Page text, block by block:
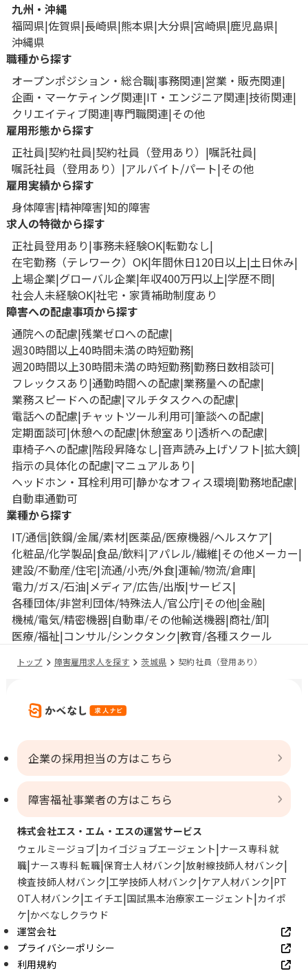
九州・沖縄
福岡県 佐賀県 長崎県 熊本県 大分県 宮崎県 鹿児島県
沖縄県
職種から探す
オープンポジション・総合職 事務関連 営業・販売関連
企画・マーケティング関連 IT・エンジニア関連 技術関連
クリエイティブ関連 専門職関連 その他
雇用形態から探す
正社員 契約社員 契約社員（登用あり）
嘱託社員
嘱託社員（登用あり）
アルバイト/パート その他
雇用実績から探す
身体障害 精神障害 知的障害
求人の特徴から探す
正社員登用あり 事務未経験OK 転勤なし
在宅勤務（テレワーク）OK 年間休日120日以上 土日休み
上場企業 グローバル企業 年収400万円以上 学歴不問
社会人未経験OK 社宅・家賃補助制度あり
障害への配慮事項から探す
通院への配慮 残業ゼロへの配慮
週30時間以上40時間未満の時短勤務
週20時間以上30時間未満の時短勤務 勤務日数相談可
フレックスあり 通勤時間への配慮 業務量への配慮
業務スピードへの配慮 マルチタスクへの配慮
電話への配慮 チャットツール利用可 筆談への配慮
定期面談可 休憩への配慮 休憩室あり 透析への配慮
車椅子への配慮 階段昇降なし 音声読み上げソフト 拡大鏡
指示の具体化の配慮 マニュアルあり
ヘッドホン・耳栓利用可 静かなオフィス環境 勤務地配慮
自動車通勤可
業種から探す
IT/通信 鉄鋼/金属/素材 医薬品/医療機器/ヘルスケア
化粧品/化学製品 食品/飲料 アパレル/繊維 その他メーカー
建設/不動産/住宅 流通/小売/外食 運輸/物流/倉庫
電力/ガス/石油 メディア/広告/出版 サービス
各種団体/非営利団体/特殊法人/官公庁 その他 金融
機械/電気/精密機器 自動車/その他輸送機器 商社/卸
医療/福祉 コンサル/シンクタンク 教育/各種スクール
トップ 障害雇用求人を探す 茨城県 契約社員（登用あり）
企業の採用担当の方はこちら
障害福祉事業者の方はこちら
株式会社エス・エム・エスの運営サービス
ウェルミージョブ カイゴジョブエージェント ナース専科 就
職 ナース専科 転職 保育士人材バンク 放射線技師人材バンク
検査技師人材バンク 工学技師人材バンク ケア人材バンク PT
OT人材バンク エイチエ 国試黒本治療家エージェント カイポ
ケ かべなしクラウド
運営会社
プライバシーポリシー
利用規約